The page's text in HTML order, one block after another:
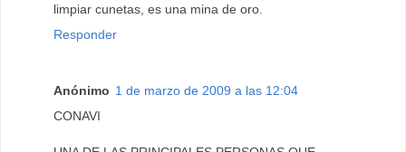
limpiar cunetas, es una mina de oro.
Responder
Anónimo 1 de marzo de 2009 a las 12:04
CONAVI